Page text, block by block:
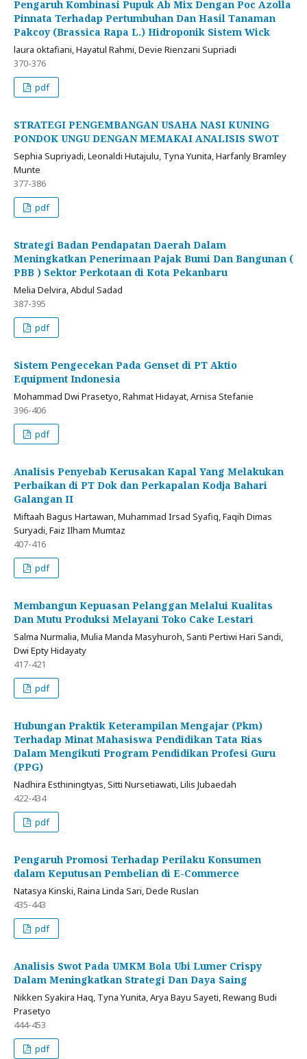
Pengaruh Kombinasi Pupuk Ab Mix Dengan Poc Azolla
Pinnata Terhadap Pertumbuhan Dan Hasil Tanaman
Pakcoy (Brassica Rapa L.) Hidroponik Sistem Wick
laura oktafiani, Hayatul Rahmi, Devie Rienzani Supriadi
370-376
pdf
STRATEGI PENGEMBANGAN USAHA NASI KUNING
PONDOK UNGU DENGAN MEMAKAI ANALISIS SWOT
Sephia Supriyadi, Leonaldi Hutajulu, Tyna Yunita, Harfanly Bramley
Munte
377-386
pdf
Strategi Badan Pendapatan Daerah Dalam
Meningkatkan Penerimaan Pajak Bumi Dan Bangunan (
PBB ) Sektor Perkotaan di Kota Pekanbaru
Melia Delvira, Abdul Sadad
387-395
pdf
Sistem Pengecekan Pada Genset di PT Aktio
Equipment Indonesia
Mohammad Dwi Prasetyo, Rahmat Hidayat, Arnisa Stefanie
396-406
pdf
Analisis Penyebab Kerusakan Kapal Yang Melakukan
Perbaikan di PT Dok dan Perkapalan Kodja Bahari
Galangan II
Miftaah Bagus Hartawan, Muhammad Irsad Syafiq, Faqih Dimas
Suryadi, Faiz Ilham Mumtaz
407-416
pdf
Membangun Kepuasan Pelanggan Melalui Kualitas
Dan Mutu Produksi Melayani Toko Cake Lestari
Salma Nurmalia, Mulia Manda Masyhuroh, Santi Pertiwi Hari Sandi,
Dwi Epty Hidayaty
417-421
pdf
Hubungan Praktik Keterampilan Mengajar (Pkm)
Terhadap Minat Mahasiswa Pendidikan Tata Rias
Dalam Mengikuti Program Pendidikan Profesi Guru
(PPG)
Nadhira Esthiningtyas, Sitti Nursetiawati, Lilis Jubaedah
422-434
pdf
Pengaruh Promosi Terhadap Perilaku Konsumen
dalam Keputusan Pembelian di E-Commerce
Natasya Kinski, Raina Linda Sari, Dede Ruslan
435-443
pdf
Analisis Swot Pada UMKM Bola Ubi Lumer Crispy
Dalam Meningkatkan Strategi Dan Daya Saing
Nikken Syakira Haq, Tyna Yunita, Arya Bayu Sayeti, Rewang Budi
Prasetyo
444-453
pdf